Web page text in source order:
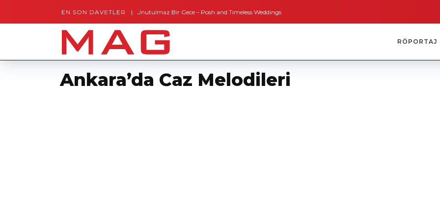
EN SON DAVETLER
Gaziantep’te Unutulmaz Bir Gece – Posh and Timeless Weddings Bodrum’dan İngiltere’ye Kısa Bir Yolculuk
RÖPORTAJ
Ankara’da Caz Melodileri